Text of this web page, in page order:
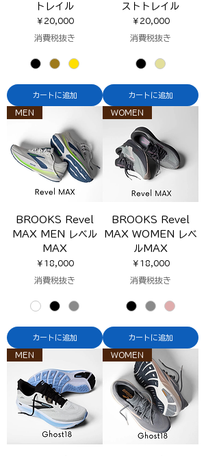
トレイル
価格
￥20,000
消費税抜き
カートに追加
ストトレイル
価格
￥20,000
消費税抜き
カートに追加
MEN
BROOKS Revel
MAX MEN レベル
MAX
価格
￥18,000
消費税抜き
カートに追加
WOMEN
BROOKS Revel
MAX WOMEN レベ
ルMAX
価格
￥18,000
消費税抜き
カートに追加
MEN WOMEN